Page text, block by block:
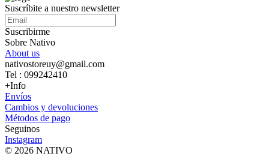
Suscríbite a nuestro newsletter
Suscribirme
Sobre Nativo
About us
nativostoreuy@gmail.com
Tel : 099242410
+Info
Envíos
Cambios y devoluciones
Métodos de pago
Seguinos
Instagram
© 2026 NATIVO